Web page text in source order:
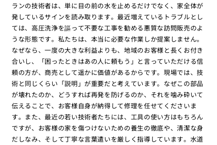
ランの技術者は、単に目の前の水を止めるだけでなく、家全体が
発しているサインを読み取ります。最近増えているトラブルとし
ては、高圧洗浄を謳って不要な工事を勧める悪質な訪問販売のよ
うな形態です。私たちは、本当に必要な作業しか提案しません。
なぜなら、一度の大きな利益よりも、地域のお客様と長くお付き
合いし、「困ったときはあの人に頼もう」と言っていただける信
頼の方が、商売として遥かに価値があるからです。現場では、技
術と同じくらい「説明」が重要だと考えています。なぜこの部品
が壊れたのか、どうすれば再発を防げるのか、それを噛み砕いて
伝えることで、お客様自身が納得して修理を任せてくださいま
す。また、最近の若い技術者たちには、工具の使い方はもちろん
ですが、お客様の家を傷つけないための養生の徹底や、清潔な身
だしなみ、そして丁寧な言葉遣いを厳しく指導しています。水道